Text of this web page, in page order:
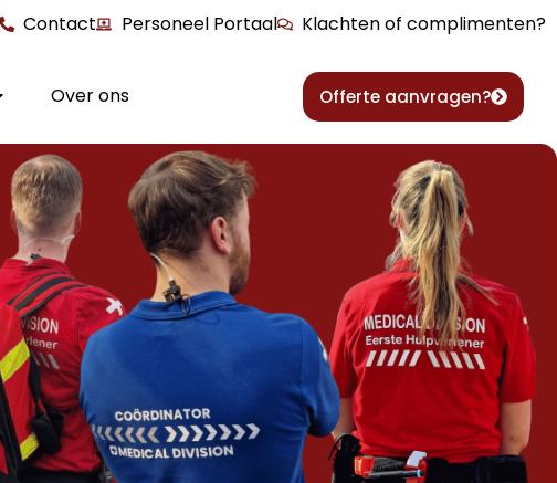
Contact Personeel Portaal Klachten of complimenten?
Over ons Offerte aanvragen?